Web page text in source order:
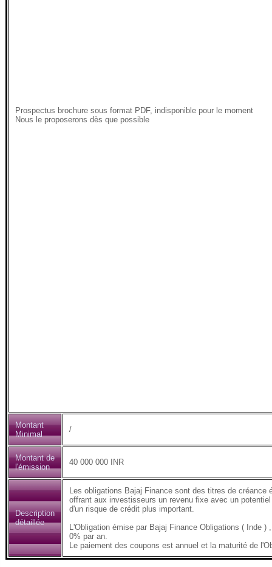
Prospectus brochure sous format PDF, indisponible pour le moment
Nous le proposerons dès que possible
Montant
Minimal
/
Montant de
l'émission
40 000 000 INR
Description
détaillée
Les obligations Bajaj Finance sont des titres de
offrant aux investisseurs un revenu fixe avec un
d'un risque de crédit plus important.
L'Obligation émise par Bajaj Finance Obligations ( Inde
0% par an.
Le paiement des coupons est annuel et la maturité de